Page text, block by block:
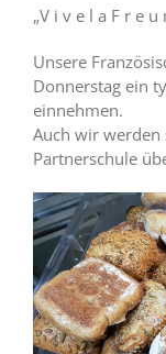
„V i v e l a F r e u
Unsere
Donnerstag ein
einnehmen.
Auch wir werden
Partnerschule